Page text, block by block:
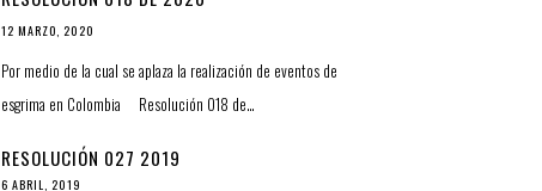
12 MARZO, 2020
Por medio de la cual se aplaza la realización de eventos de
esgrima en Colombia Resolución 018 de…
RESOLUCIÓN 027 2019
6 ABRIL, 2019